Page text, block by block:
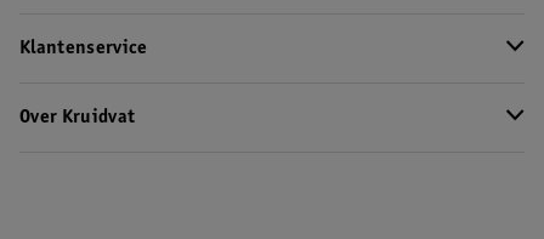
Klantenservice
Over Kruidvat